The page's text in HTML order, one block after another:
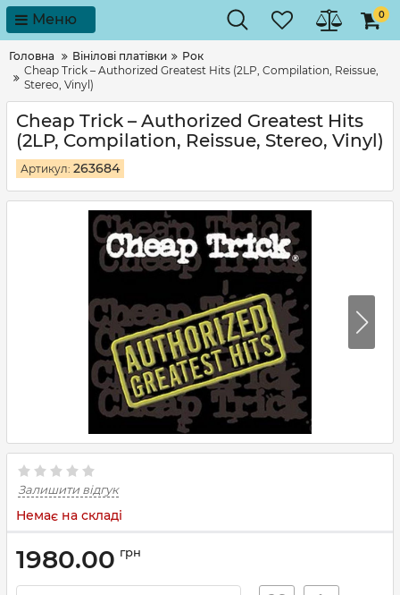
Меню 0
Головна Вінілові платівки
Рок
Cheap Trick – Authorized Greatest Hits (2LP, Compilation, Reissue,
Stereo, Vinyl)
Cheap Trick – Authorized Greatest Hits
(2LP, Compilation, Reissue, Stereo, Vinyl)
Артикул: 263684
Залишити відгук
Немає на складі
1980.00 грн